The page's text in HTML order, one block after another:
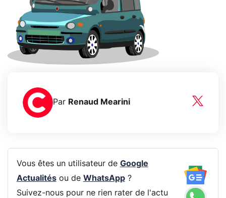
Par Renaud Mearini
Vous êtes un utilisateur de Google
Actualitésou de WhatsApp?
Suivez-nous pour ne rien rater de l'actu